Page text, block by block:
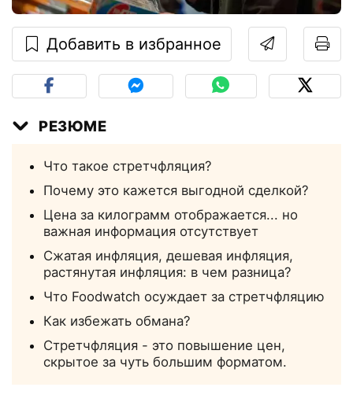
Добавить в избранное
РЕЗЮМЕ
Что такое стретчфляция?
Почему это кажется выгодной сделкой?
Цена за килограмм отображается... но
важная информация отсутствует
Сжатая инфляция, дешевая инфляция,
растянутая инфляция: в чем разница?
Что Foodwatch осуждает за стретчфляцию
Как избежать обмана?
Стретчфляция - это повышение цен,
скрытое за чуть большим форматом.